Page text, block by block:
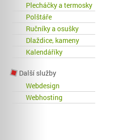
Plecháčky a termosky
Polštáře
Ručníky a osušky
Dlaždice, kameny
Kalendáříky
Další služby
Webdesign
Webhosting